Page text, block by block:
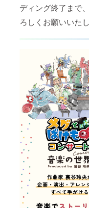
ディング終了まで
ろしくお願いいた